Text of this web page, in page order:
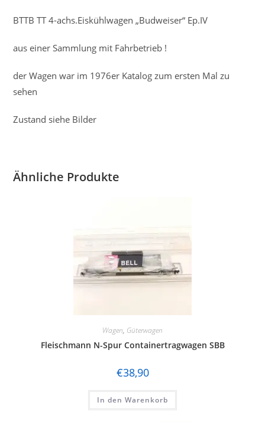
BTTB TT 4-achs.Eiskühlwagen „Budweiser“ Ep.IV
aus einer Sammlung mit Fahrbetrieb !
der Wagen war im 1976er Katalog zum ersten Mal zu
sehen
Zustand siehe Bilder
Ähnliche Produkte
Wagen, Güterwagen
Fleischmann N-Spur Containertragwagen SBB
€38,90
In den Warenkorb